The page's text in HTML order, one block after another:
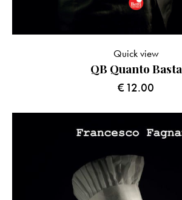
QB Quanto Basta
€12.00
Quick view